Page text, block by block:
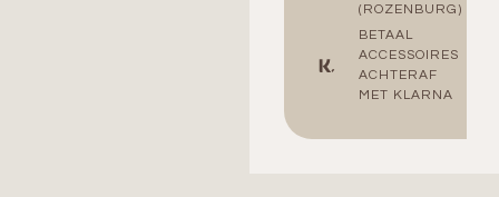
(ROZENBURG)
BETAAL
ACCESSOIRES
ACHTERAF
MET KLARNA